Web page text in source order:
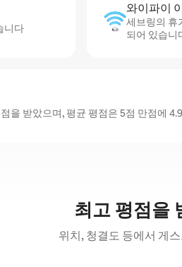
니다
와이파이
세브링의 휴
되어 있습니
을 받았으며, 평균 평점은 5점 만점에
최고 평점을
위치, 청결도 등에서 게